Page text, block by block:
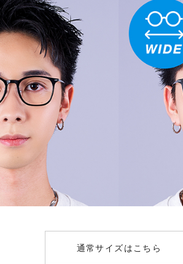
通常サイズはこちら